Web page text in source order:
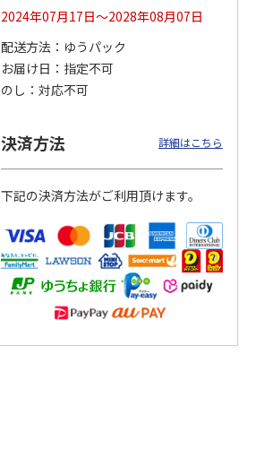
590円
(送料別・税込)
380円
(送料別・税込)
2024年07月17日～2028年08月07日
配送方法
ゆうパック
お届け日
指定不可
のし
対応不可
決済方法 詳細はこちら
下記の決済方法がご利用頂けます。